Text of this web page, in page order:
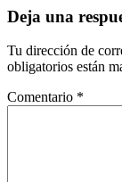
Deja una
Tu dirección de
obligatorios están
Comentario *